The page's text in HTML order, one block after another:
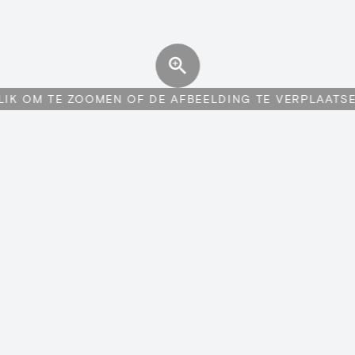
OM TE ZOOMEN OF DE AFBEELDING TE